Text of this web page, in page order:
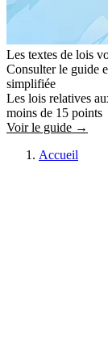
Les textes de lois
Consulter le guide
simplifiée
Les lois relatives
moins de 15 points
Voir le guide →
Accueil